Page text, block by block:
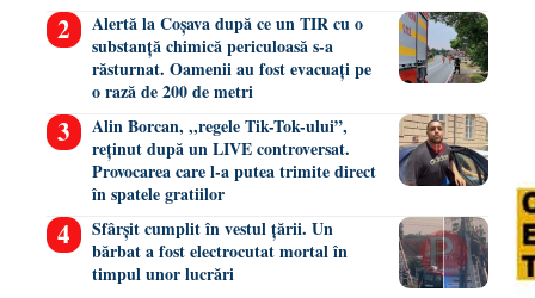
Alertă la Coșava după ce un TIR cu o
substanță chimică periculoasă s-a
răsturnat. Oamenii au fost evacuați pe
o rază de 200 de metri
Alin Borcan, ,,regele Tik-Tok-ului”,
reținut după un LIVE controversat.
Provocarea care l-a putea trimite direct
în spatele gratiilor
Sfârșit cumplit în vestul țării. Un
bărbat a fost electrocutat mortal în
timpul unor lucrări